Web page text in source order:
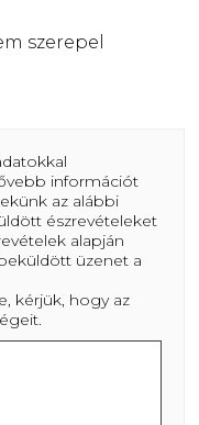
szerepel
információt
az alábbi
észrevételeket
alapján
üzenet a
kérjük, hogy az